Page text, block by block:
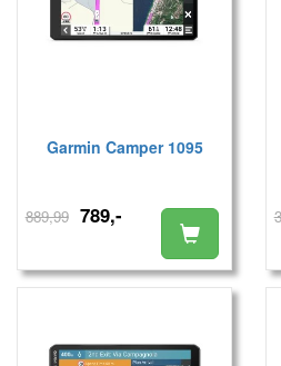
Garmin Camper 1095
889,99 789,-